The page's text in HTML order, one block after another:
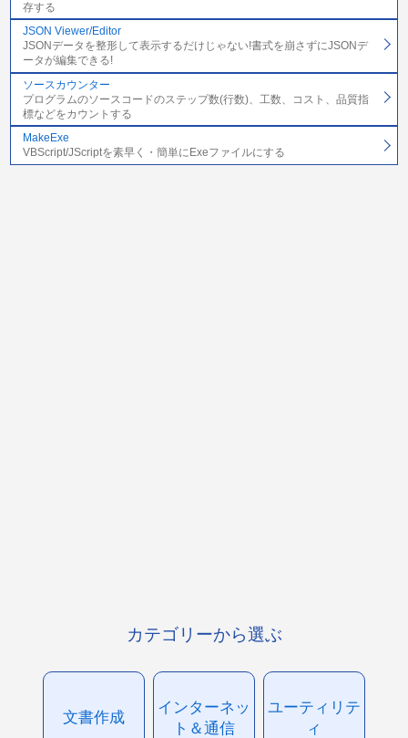
存する
JSON Viewer/Editor
JSONデータを整形して表示するだけじゃない!書式を崩さずにJSONデ
ータが編集できる!
ソースカウンター
プログラムのソースコードのステップ数(行数)、工数、コスト、品質指
標などをカウントする
MakeExe
VBScript/JScriptを素早く・簡単にExeファイルにする
カテゴリーから選ぶ
文書作成
インターネッ
ト＆通信
ユーティリテ
ィ